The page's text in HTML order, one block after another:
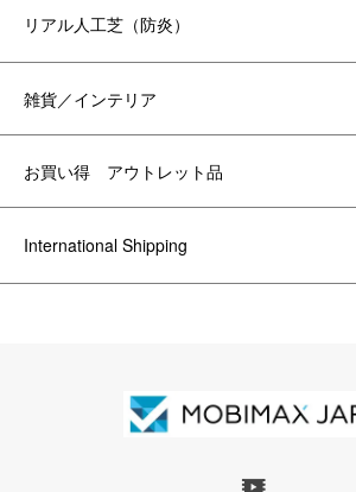
リアル人工芝（防炎）
雑貨／インテリア
お買い得 アウトレット品
International Shipping